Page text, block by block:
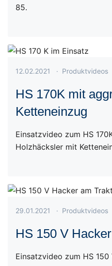
85.
Veröffentlicht am 12.02.2021
12.02.2021 · Produktvideos
HS 170K mit
Ketteneinzug
Einsatzvideo zum HS
Holzhäcksler mit
Veröffentlicht am 29.01.2021
29.01.2021 · Produktvideos
HS 150 V
Einsatzvideo zum HS